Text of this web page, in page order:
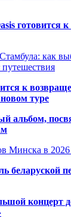
готовится
как
к
туре
альбом,
Минска в
беларуской
концерт